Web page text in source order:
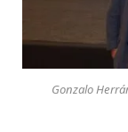
Gonzalo